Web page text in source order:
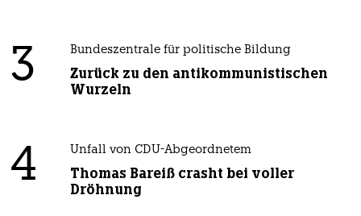
3 Bundeszentrale für politische Bildung
Zurück zu den antikommunistischen
Wurzeln
4 Unfall von CDU-Abgeordnetem
Thomas Bareiß crasht bei voller
Dröhnung